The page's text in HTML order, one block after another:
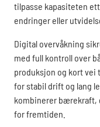
tilpasse kapasiteten
endringer eller
Digital overvåkning
med full kontroll over
produksjon og kort
for stabil drift og lang
kombinerer bærekraft,
for fremtiden.